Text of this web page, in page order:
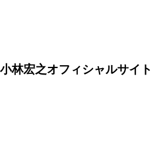
小林宏之オフィシャルサイト